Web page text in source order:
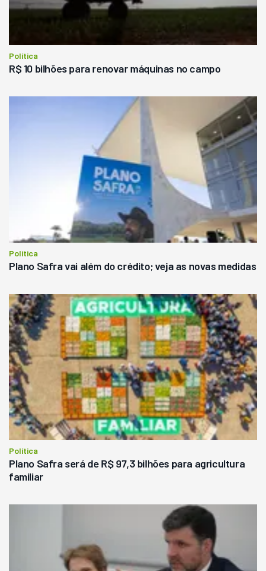
Política
R$ 10 bilhões para renovar máquinas no campo
Política
Plano Safra vai além do crédito; veja as novas medidas
Política
Plano Safra será de R$ 97,3 bilhões para agricultura
familiar